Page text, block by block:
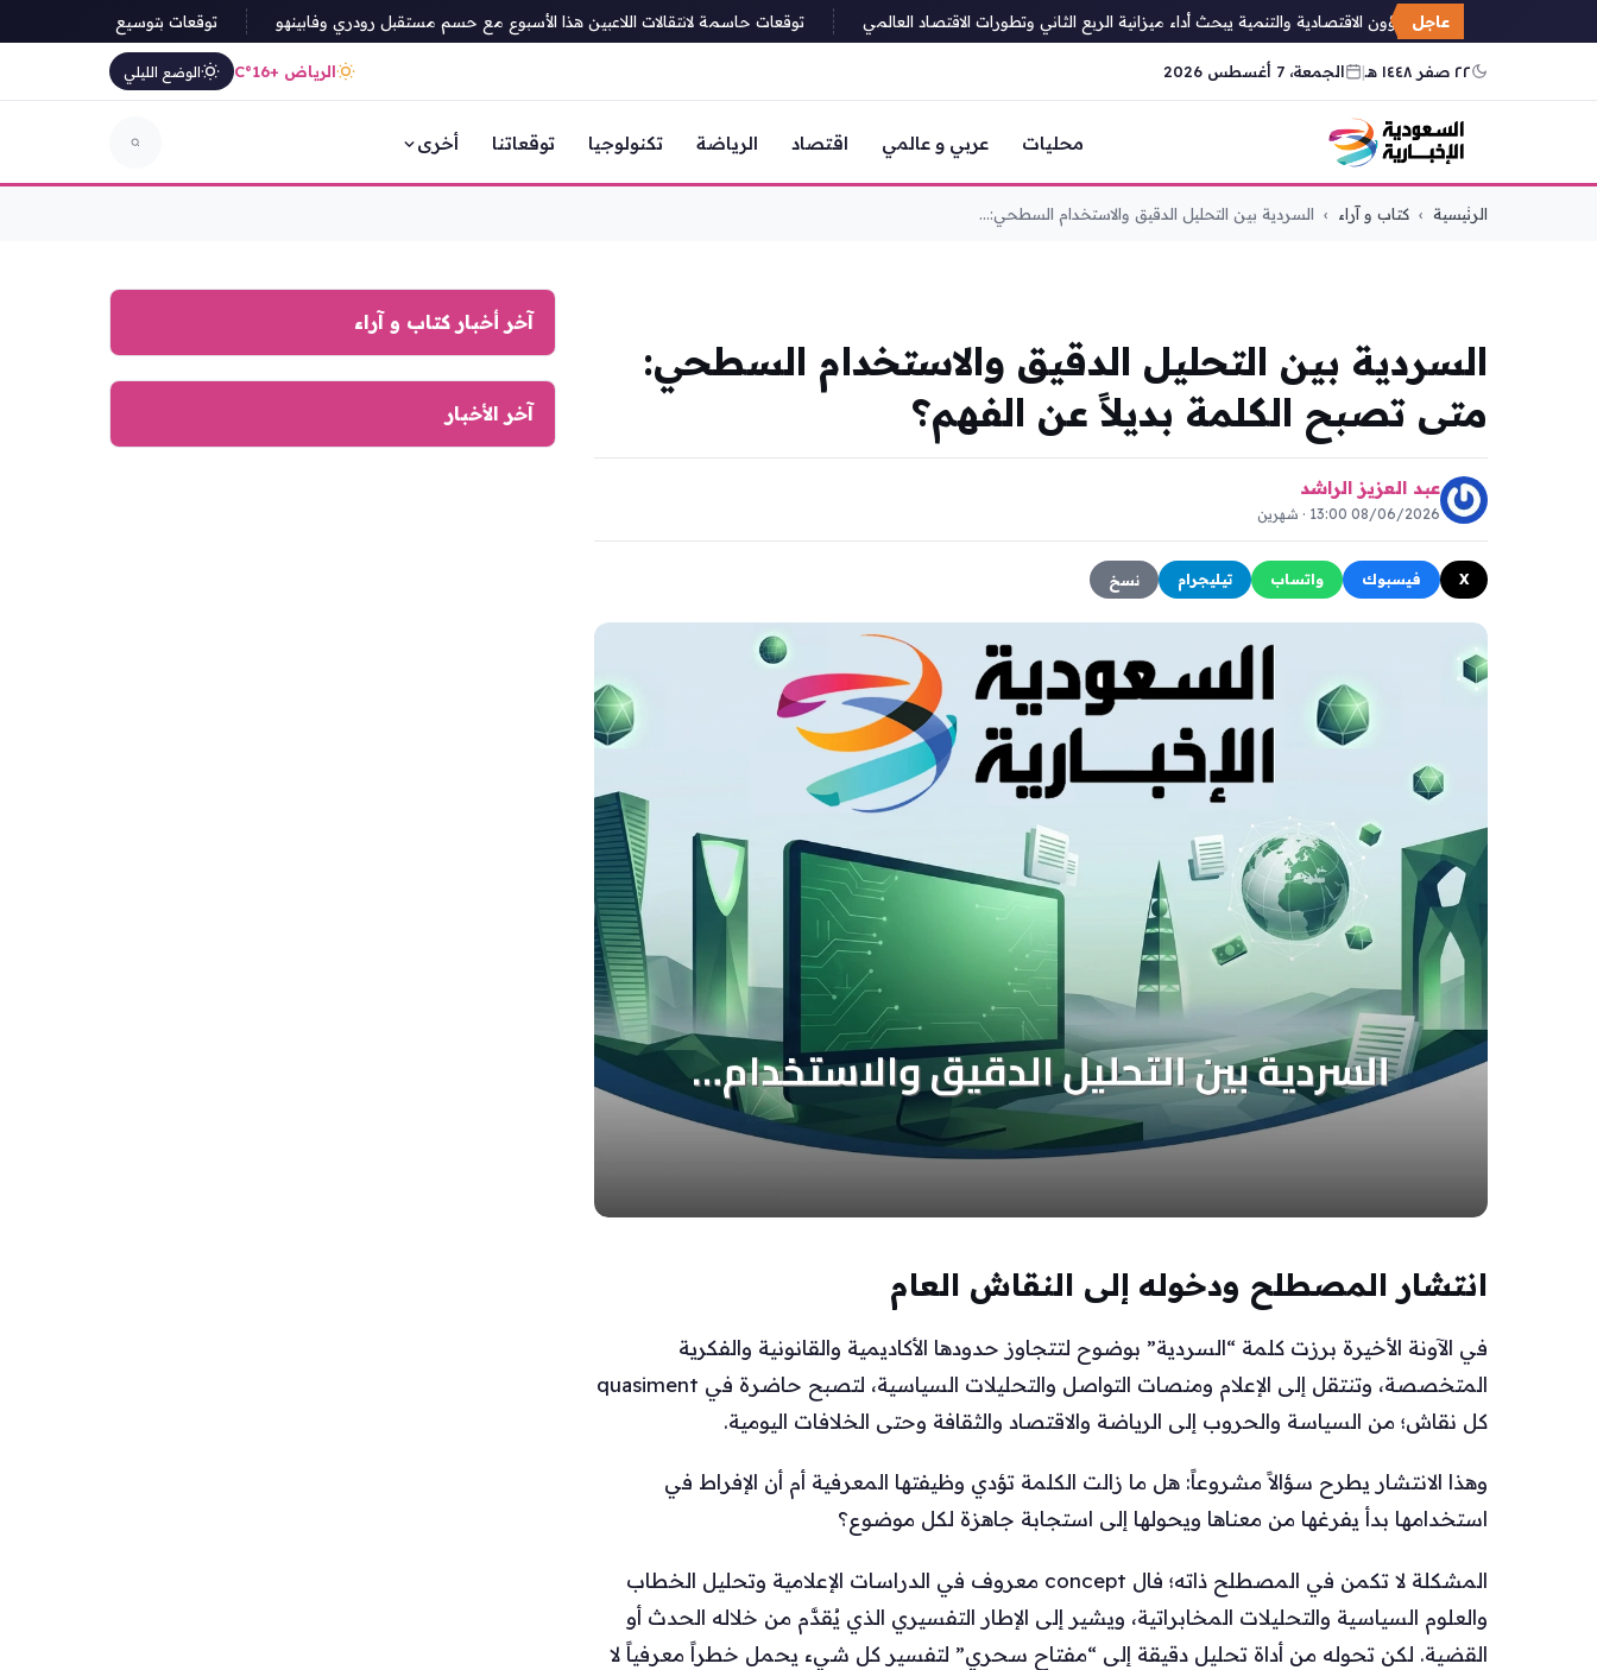
عاجل
مجلس الشؤون الاقتصادية والتنمية يبحث أداء ميزانية الربع الثاني وتطورات الاقتصاد العالمي توقعات حاسمة لانتقالات اللاعبين هذا الأسبوع مع حسم مستقبل رودري وفابينهو توقعات بتوسيع مبادرات الذكاء
٢٢ صفر ١٤٤٨ هـ | الجمعة، 7 أغسطس 2026 الرياض +16°C الوضع الليلي
محليات عربي و عالمي اقتصاد الرياضة تكنولوجيا توقعاتنا أخرى
الرئيسية › كتاب و آراء › السردية بين التحليل الدقيق والاستخدام السطحي:...
السردية بين التحليل الدقيق والاستخدام السطحي:
متى تصبح الكلمة بديلاً عن الفهم؟
عبد العزيز الراشد
08/06/2026 13:00 · شهرين
X فيسبوك واتساب تيليجرام نسخ
انتشار المصطلح ودخوله إلى النقاش العام
في الآونة الأخيرة برزت كلمة “السردية” بوضوح لتتجاوز حدودها الأكاديمية والقانونية والفكرية
المتخصصة، وتنتقل إلى الإعلام ومنصات التواصل والتحليلات السياسية، لتصبح حاضرة في quasiment
كل نقاش؛ من السياسة والحروب إلى الرياضة والاقتصاد والثقافة وحتى الخلافات اليومية.
وهذا الانتشار يطرح سؤالاً مشروعاً: هل ما زالت الكلمة تؤدي وظيفتها المعرفية أم أن الإفراط في
استخدامها بدأ يفرغها من معناها ويحولها إلى استجابة جاهزة لكل موضوع؟
المشكلة لا تكمن في المصطلح ذاته؛ فال concept معروف في الدراسات الإعلامية وتحليل الخطاب
والعلوم السياسية والتحليلات المخابراتية، ويشير إلى الإطار التفسيري الذي يُقدَّم من خلاله الحدث أو
القضية. لكن تحوله من أداة تحليل دقيقة إلى “مفتاح سحري” لتفسير كل شيء يحمل خطراً معرفياً لا
آخر أخبار كتاب و آراء
آخر الأخبار